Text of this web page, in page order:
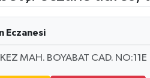
Eczanesi
MAH. BOYABAT CAD. NO:11E